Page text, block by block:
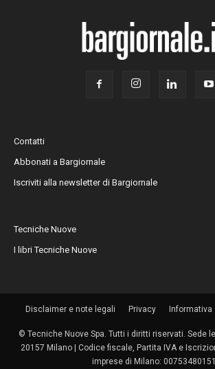
Contatti
Abbonati a Bargiornale
Iscriviti alla newsletter di Bargiornale
Tecniche Nuove
I libri Tecniche Nuove
Disclaimer e note legali Privacy Informativa
© Tecniche Nuove Spa. Tutti i diritti riservati. Sede
20157 Milano | Codice fiscale, Partita IVA e
imprese di Milano: 00753480151